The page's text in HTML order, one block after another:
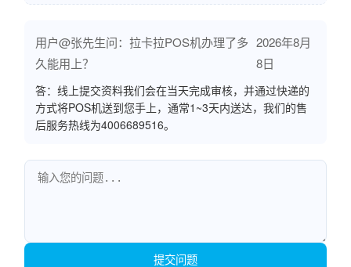
用户@张先生问：拉卡拉POS机办理了多
久能用上？
2026年8月
8日
答：线上提交资料我们会在当天完成审核，并通过快递的
方式将POS机送到您手上，通常1~3天内送达，我们的售
后服务热线为4006689516。
提交问题